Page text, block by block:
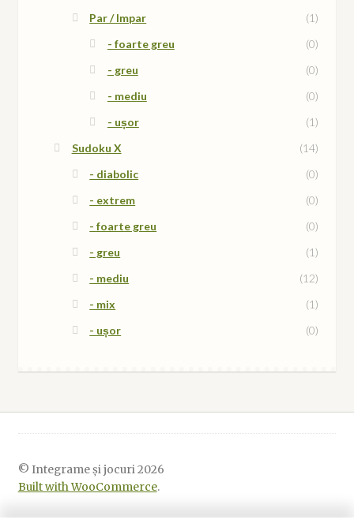
Par / Impar
(1)
- foarte greu
(0)
- greu
(0)
- mediu
(0)
- ușor
(1)
Sudoku X
(14)
- diabolic
(0)
- extrem
(0)
- foarte greu
(0)
- greu
(1)
- mediu
(12)
- mix
(1)
- ușor
(0)
© Integrame și jocuri 2026
Built with WooCommerce.